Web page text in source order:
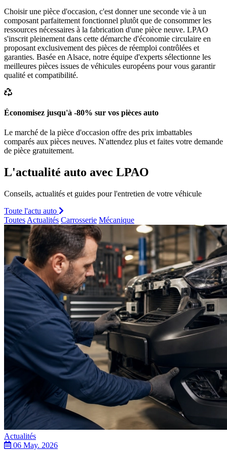
Choisir une pièce d'occasion, c'est donner une seconde vie à un
composant parfaitement fonctionnel plutôt que de consommer les
ressources nécessaires à la fabrication d'une pièce neuve. LPAO
s'inscrit pleinement dans cette démarche d'économie circulaire en
proposant exclusivement des pièces de réemploi contrôlées et
garanties. Basée en Alsace, notre équipe d'experts sélectionne les
meilleures pièces issues de véhicules européens pour vous garantir
qualité et compatibilité.
Économisez jusqu'à -80% sur vos pièces auto
Le marché de la pièce d'occasion offre des prix imbattables
comparés aux pièces neuves. N'attendez plus et faites votre demande
de pièce gratuitement.
L'actualité auto avec LPAO
Conseils, actualités et guides pour l'entretien de votre véhicule
Toute l'actu auto
Toutes Actualités Carrosserie Mécanique
Actualités
06 May. 2026